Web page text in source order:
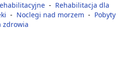
- Rehabilitacja dla
- Noclegi nad morzem - Pobyty
zdrowia